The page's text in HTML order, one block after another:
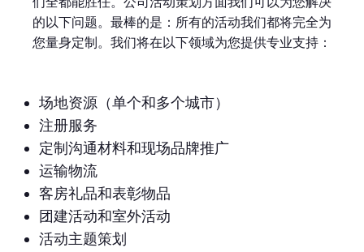
的以下问题。最棒的是：所有的活动我们都将完全为
您量身定制。我们将在以下领域为您提供专业支持：
场地资源（单个和多个城市）
注册服务
定制沟通材料和现场品牌推广
运输物流
客房礼品和表彰物品
团建活动和室外活动
活动主题策划